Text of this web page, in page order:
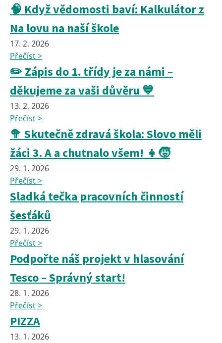
🧠 Když vědomosti baví: Kalkulátor z
Na lovu na naší škole
17. 2. 2026
Přečíst >
✏️ Zápis do 1. třídy je za námi –
děkujeme za vaši důvěru 💙
13. 2. 2026
Přečíst >
🥦 Skutečně zdravá škola: Slovo měli
žáci 3. A a chutnalo všem! 👧🧒
29. 1. 2026
Přečíst >
Sladká tečka pracovních činností
šesťáků
29. 1. 2026
Přečíst >
Podpořte náš projekt v hlasování
Tesco – Správný start!
28. 1. 2026
Přečíst >
PIZZA
13. 1. 2026